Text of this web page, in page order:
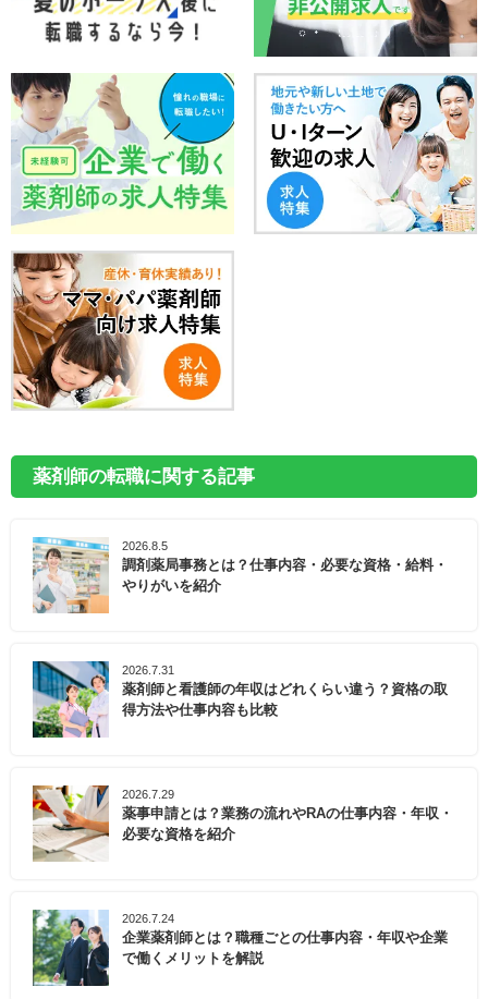
薬剤師の転職に関する記事
2026.8.5
調剤薬局事務とは？仕事内容・必要な資格・給料・
やりがいを紹介
2026.7.31
薬剤師と看護師の年収はどれくらい違う？資格の取
得方法や仕事内容も比較
2026.7.29
薬事申請とは？業務の流れやRAの仕事内容・年収・
必要な資格を紹介
2026.7.24
企業薬剤師とは？職種ごとの仕事内容・年収や企業
で働くメリットを解説